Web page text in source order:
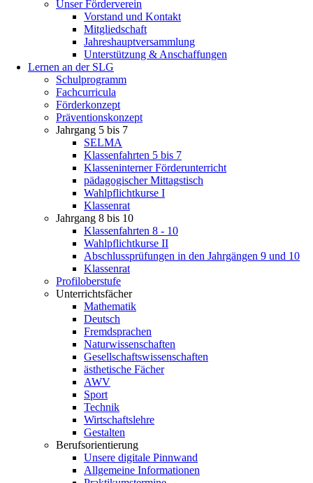
Unser Förderverein
Vorstand und Kontakt
Mitgliedschaft
Jahreshauptversammlung
Unterstützung & Anschaffungen
Lernen an der SLG
Schulprogramm
Fachcurricula
Förderkonzept
Präventionskonzept
Jahrgang 5 bis 7
SELMA
Klassenfahrten 5 bis 7
Klasseninterner Förderunterricht
pädagogischer Mittagstisch
Wahlpflichtkurse I
Klassenrat
Jahrgang 8 bis 10
Klassenfahrten 8 - 10
Wahlpflichtkurse II
Abschlussprüfungen in den Jahrgängen 9 und 10
Klassenrat
Profiloberstufe
Unterrichtsfächer
Mathematik
Deutsch
Fremdsprachen
Naturwissenschaften
Gesellschaftswissenschaften
ästhetische Fächer
AWV
Sport
Technik
Wirtschaftslehre
Gestalten
Berufsorientierung
Unsere digitale Pinnwand
Allgemeine Informationen